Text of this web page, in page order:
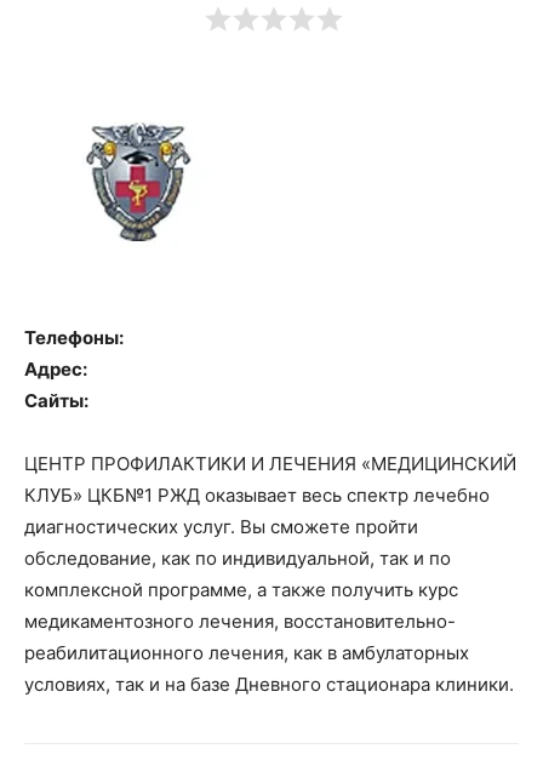
Телефоны:
Адрес:
Сайты:
ЦЕНТР ПРОФИЛАКТИКИ И ЛЕЧЕНИЯ «МЕДИЦИНСКИЙ
КЛУБ» ЦКБ№1 РЖД оказывает весь спектр лечебно
диагностических услуг. Вы сможете пройти
обследование, как по индивидуальной, так и по
комплексной программе, а также получить курс
медикаментозного лечения, восстановительно-
реабилитационного лечения, как в амбулаторных
условиях, так и на базе Дневного стационара клиники.